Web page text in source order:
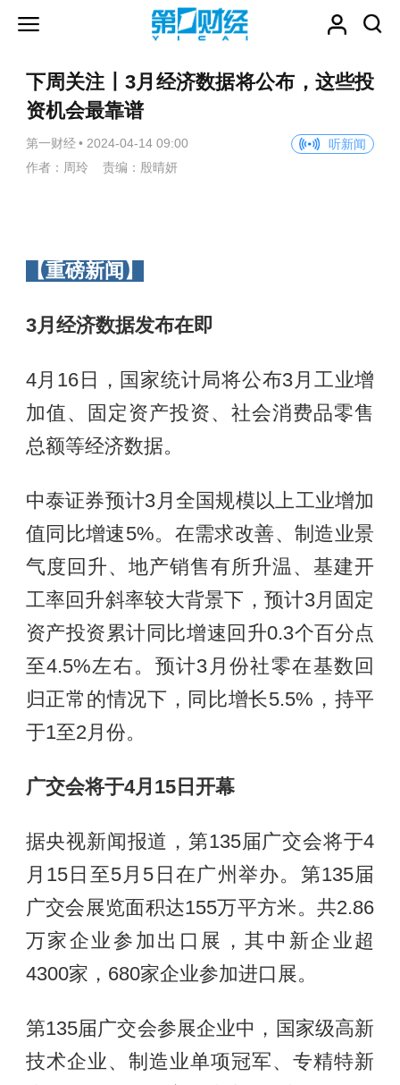
下周关注丨3月经济数据将公布，这些投
资机会最靠谱
第一财经 • 2024-04-14 09:00
听新闻
作者：周玲 责编：殷晴妍
【重磅新闻】
3月经济数据发布在即
4月16日，国家统计局将公布3月工业增
加值、固定资产投资、社会消费品零售
总额等经济数据。
中泰证券预计3月全国规模以上工业增加
值同比增速5%。在需求改善、制造业景
气度回升、地产销售有所升温、基建开
工率回升斜率较大背景下，预计3月固定
资产投资累计同比增速回升0.3个百分点
至4.5%左右。预计3月份社零在基数回
归正常的情况下，同比增长5.5%，持平
于1至2月份。
广交会将于4月15日开幕
据央视新闻报道，第135届广交会将于4
月15日至5月5日在广州举办。第135届
广交会展览面积达155万平方米。共2.86
万家企业参加出口展，其中新企业超
4300家，680家企业参加进口展。
第135届广交会参展企业中，国家级高新
技术企业、制造业单项冠军、专精特新